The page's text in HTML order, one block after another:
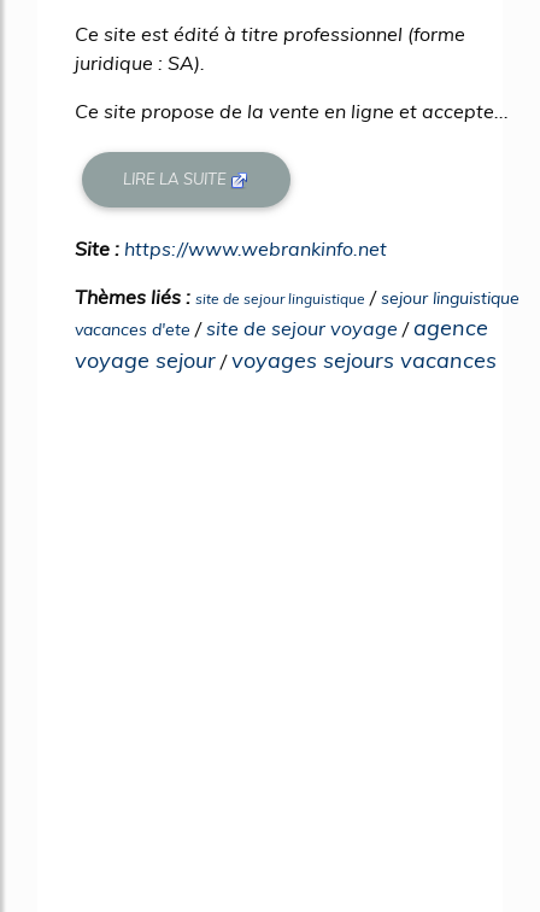
Ce site est édité à titre professionnel (forme
juridique : SA).
Ce site propose de la vente en ligne et accepte...
LIRE LA SUITE
Site : https://www.webrankinfo.net
Thèmes liés : site de sejour linguistique /sejour linguistique
vacances d'ete /site de sejour voyage /agence
voyage sejour /voyages sejours vacances